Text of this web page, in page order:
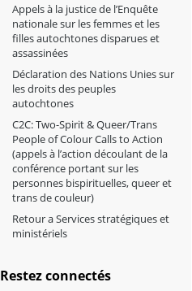
Appels à la justice de l’Enquête
nationale sur les femmes et les
filles autochtones disparues et
assassinées
Déclaration des Nations Unies sur
les droits des peuples
autochtones
C2C: Two-Spirit & Queer/Trans
People of Colour Calls to Action
(appels à l’action découlant de la
conférence portant sur les
personnes bispirituelles, queer et
trans de couleur)
Retour a Services stratégiques et
ministériels
Restez connectés